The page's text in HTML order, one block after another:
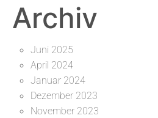
Archiv
Juni 2025
April 2024
Januar 2024
Dezember 2023
November 2023